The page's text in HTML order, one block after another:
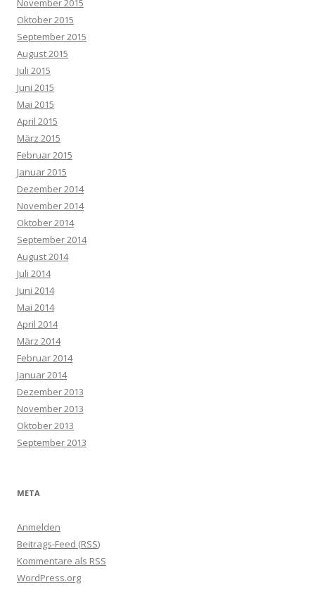
November 2015
Oktober 2015
September 2015
August 2015
Juli 2015
Juni 2015
Mai 2015
April 2015
März 2015
Februar 2015
Januar 2015
Dezember 2014
November 2014
Oktober 2014
September 2014
August 2014
Juli 2014
Juni 2014
Mai 2014
April 2014
März 2014
Februar 2014
Januar 2014
Dezember 2013
November 2013
Oktober 2013
September 2013
META
Anmelden
Beitrags-Feed (RSS)
Kommentare als RSS
WordPress.org